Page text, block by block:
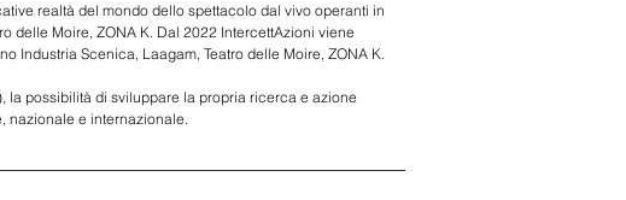
realtà del mondo dello spettacolo dal vivo operanti in
delle Moire, ZONA K. Dal 2022 IntercettAzioni viene
Industria Scenica, Laagam, Teatro delle Moire, ZONA K.
), la possibilità di sviluppare la propria ricerca e azione
nazionale e internazionale.